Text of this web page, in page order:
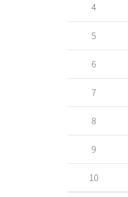
4
5
6
7
8
9
10